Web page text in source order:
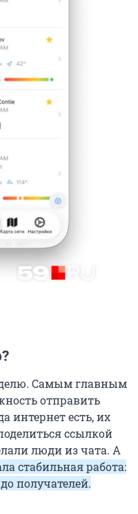
Самым главным
отправить
интернет есть, их
ссылкой
люди из чата. А
стабильная работа:
получателей.